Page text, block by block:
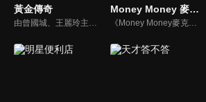
黃金傳奇
由曾國城、王麗玲主持，許多人記憶中的經典外景綜藝節目之一。每次闖關成功的隊伍，可獲得藏寶圖；拼湊出完整藏寶圖者，可憑著藏寶圖提示至寶箱放置處；最後以正確寶箱之正確答案鑰匙開啟成功者，除隊長本身外的每位參賽者，即可獲得價值新台幣5萬元之黃金金牌。
Money Money 麥克瘋
《Money Money麥克瘋》節目強調不比音準、不比音色，也不比外型、外貌、氣質、長相等如何，只強調只要歌詞記得牢，就可以參加比賽。